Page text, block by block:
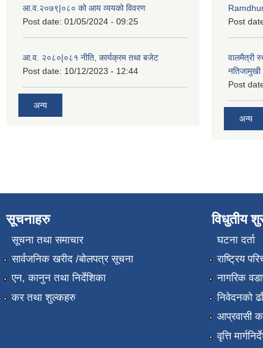
आ.व.२०७९|०८० को आय व्ययको विवरण
Post date: 01/05/2024 - 09:25
आ.व. २०८०|०८१ नीति, कार्यक्रम तथा बजेट
Post date: 10/12/2023 - 12:44
अन्य
Post
वालमैत्री
नतिजामुखी
Post
अन्य
सूचनाहरु
सूचना तथा समाचार
सार्वजनिक खरीद /बोलपत्र सूचना
एन, कानुन तथा निर्देशिका
कर तथा शुल्कहरु
विधुतीय
घटना दर्ता
राष्ट्रिय
नागरिक
निवेदनको
आप्रवासी
वृत्ति